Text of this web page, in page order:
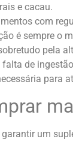
e cacau.
com
é sempre o
pela
de
para
um